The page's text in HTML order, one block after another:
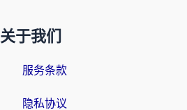
关于我们
服务条款
隐私协议